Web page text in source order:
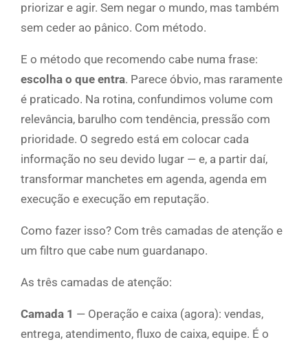
priorizar e agir. Sem negar o mundo, mas também
sem ceder ao pânico. Com método.
E o método que recomendo cabe numa frase:
escolha o que entra. Parece óbvio, mas raramente
é praticado. Na rotina, confundimos volume com
relevância, barulho com tendência, pressão com
prioridade. O segredo está em colocar cada
informação no seu devido lugar — e, a partir daí,
transformar manchetes em agenda, agenda em
execução e execução em reputação.
Como fazer isso? Com três camadas de atenção e
um filtro que cabe num guardanapo.
As três camadas de atenção:
Camada 1 — Operação e caixa (agora): vendas,
entrega, atendimento, fluxo de caixa, equipe. É o